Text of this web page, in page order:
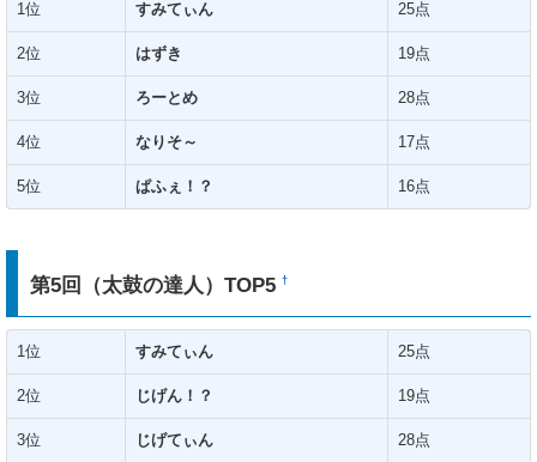
1位 すみてぃん 25点
2位 はずき 19点
3位 ろーとめ 28点
4位 なりそ～ 17点
5位 ぱふぇ！？ 16点
第5回（太鼓の達人）TOP5†
1位 すみてぃん 25点
2位 じげん！？ 19点
3位 じげてぃん 28点